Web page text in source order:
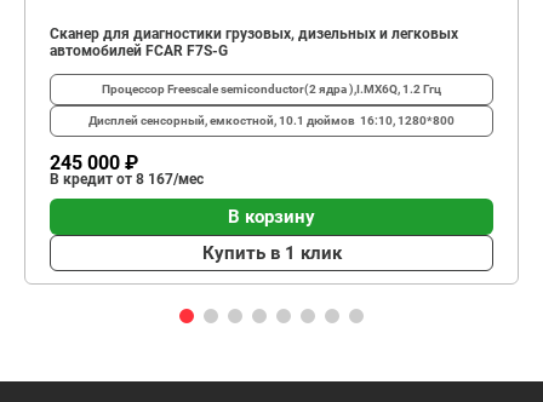
Сканер для диагностики грузовых, дизельных и легковых
автомобилей FCAR F7S-G
ПроцессорFreescale semiconductor(2 ядра ),I.MX6Q, 1.2 Ггц
Дисплей сенсорный, емкостной, 10.1 дюймов 16:10, 1280*800
245 000 ₽
В кредит от 8 167/мес
В корзину
Купить в 1 клик